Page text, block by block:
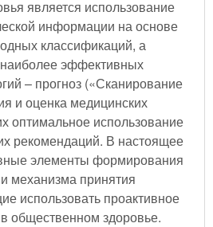
является использование
информации на основе
классификаций, а
эффективных
– прогноз («Сканирование
и оценка медицинских
оптимальное использование
рекомендаций. В настоящее
элементы формирования
механизма принятия
использовать проактивное
общественном здоровье.